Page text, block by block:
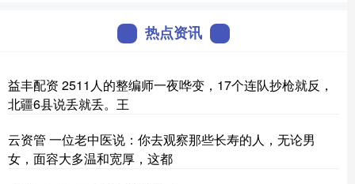
热点资讯
益丰配资 2511人的整编师一夜哗变，17个连队抄枪就反，
北疆6县说丢就丢。王
云资管 一位老中医说：你去观察那些长寿的人，无论男
女，面容大多温和宽厚，这都